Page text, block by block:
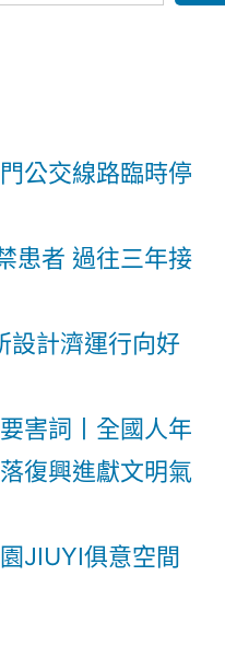
公交線路臨時停
患者 過往三年接
設計濟運行向好
害詞丨全國人年
復興進獻文明氣
JIUYI俱意空間